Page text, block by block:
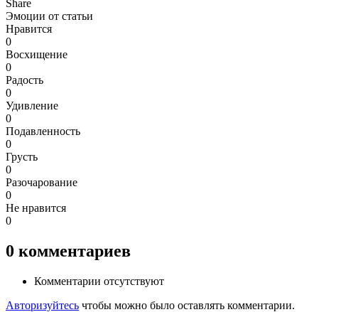
Share
Эмоции от статьи
Нравится
0
Восхищение
0
Радость
0
Удивление
0
Подавленность
0
Грусть
0
Разочарование
0
Не нравится
0
0 комментариев
Комментарии отсутствуют
Авторизуйтесь чтобы можно было оставлять комментарии.